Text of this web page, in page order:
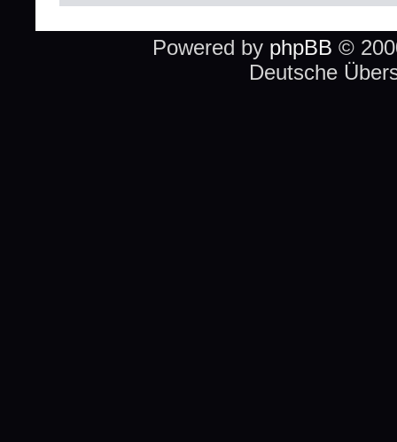
Powered by phpBB ©
Deutsche